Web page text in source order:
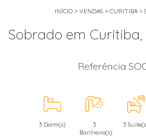
INÍCIO > VENDAS > CURITIBA >
Sobrado em
Referência
3 Dorm(s)
3
Banheiro(s)
3